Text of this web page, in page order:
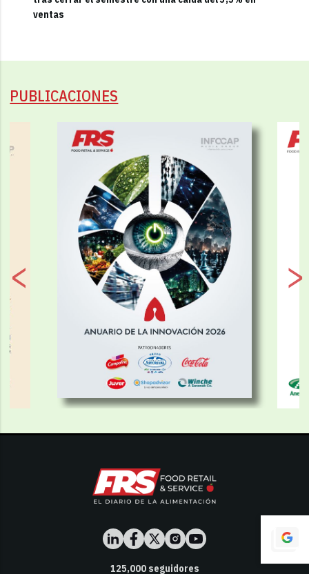
ventas
PUBLICACIONES
125,000seguidores